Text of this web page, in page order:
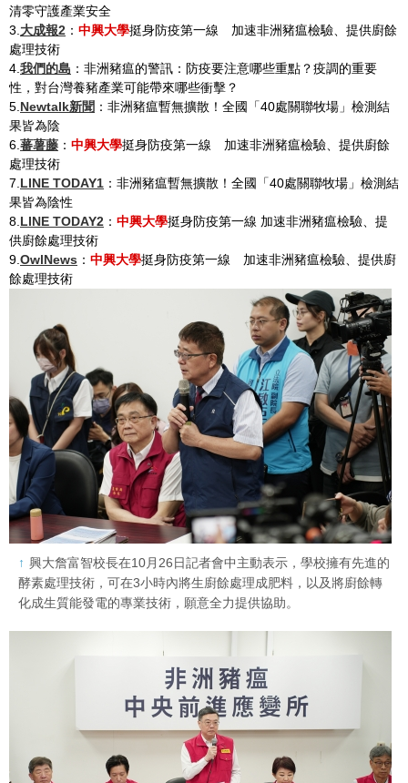
清零守護產業安全
3. 大成報2 ： 中興大學挺身防疫第一線 加速非洲豬瘟檢驗、提供廚餘
處理技術
4. 我們的島 ：非洲豬瘟的警訊：防疫要注意哪些重點？疫調的重要
性，對台灣養豬產業可能帶來哪些衝擊？
5. Newtalk新聞 ：非洲豬瘟暫無擴散！全國「40處關聯牧場」檢測結
果皆為陰
6. 蕃薯藤 ： 中興大學挺身防疫第一線 加速非洲豬瘟檢驗、提供廚餘
處理技術
7. LINE TODAY1 ：非洲豬瘟暫無擴散！全國「40處關聯牧場」檢測結
果皆為陰性
8. LINE TODAY2 ： 中興大學挺身防疫第一線 加速非洲豬瘟檢驗、提
供廚餘處理技術
9. OwlNews ： 中興大學挺身防疫第一線 加速非洲豬瘟檢驗、提供廚
餘處理技術
興大詹富智校長在10月26日記者會中主動表示，學校擁有先進的
酵素處理技術，可在3小時內將生廚餘處理成肥料，以及將廚餘轉
化成生質能發電的專業技術，願意全力提供協助。